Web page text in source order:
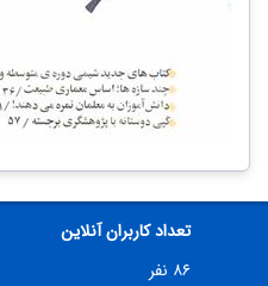
تعداد کاربران آنلاین
۸۶ نفر